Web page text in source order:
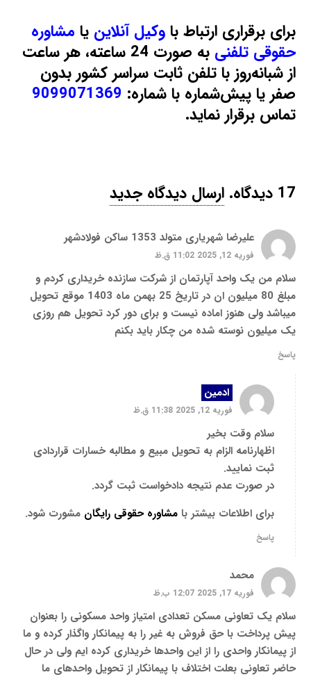
برای برقراری ارتباط باوکیل آنلاین یا مشاوره
حقوقی تلفنی
به‌ صورت 24 ساعته، هر ساعت
از شبانه‌روز با تلفن ثابت سراسر کشور بدون
صفر یا پیش‌شماره با شماره:
تماس برقرار نماید.
17 دیدگاه. ارسال دیدگاه جدید
علیرضا شهریاری متولد 1353 ساکن فولادشهر
فوریه 12, 2025 11:02 ق.ظ
سلام من یک واحد آپارتمان از شرکت سازنده خریداری کردم و
مبلغ 80 میلیون ان در تاریخ 25 بهمن ماه 1403 موقع تحویل
میباشد ولی هنوز اماده نیست و برای دور کرد تحویل هم روزی
یک میلیون نوسته شده من چکار باید بکنم
پاسخ
ادمین
فوریه 12, 2025 11:38 ق.ظ
سلام وقت بخیر
اظهارنامه الزام به تحویل مبیع و مطالبه خسارات قراردادی
ثبت نمایید.
در صورت عدم نتیجه دادخواست ثبت گردد.
برای اطلاعات بیشتر بامشاوره حقوقی رایگان مشورت شود.
پاسخ
محمد
فوریه 17, 2025 12:07 ب.ظ
سلام یک تعاونی مسکن تعدادی امتیاز واحد مسکونی را بعنوان
پیش پرداخت با حق فروش به غیر را به پیمانکار واگذار کرده و ما
از پیمانکار واحدی را از این واحدها خریداری کرده ایم ولی در حال
حاضر تعاونی بعلت اختلاف با پیمانکار از تحویل واحدهای ما